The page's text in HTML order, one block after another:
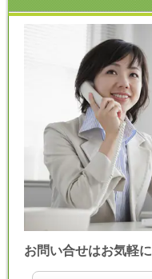
お問い合せはお気軽に